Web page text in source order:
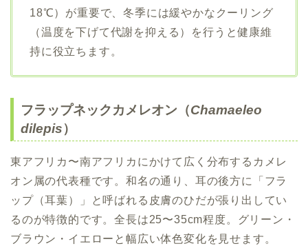
18℃）が重要で、冬季には緩やかなクーリング
（温度を下げて代謝を抑える）を行うと健康維
持に役立ちます。
フラップネックカメレオン（Chamaeleo
dilepis）
東アフリカ〜南アフリカにかけて広く分布するカメレ
オン属の代表種です。和名の通り、耳の後方に「フラ
ップ（耳葉）」と呼ばれる皮膚のひだが張り出してい
るのが特徴的です。全長は25〜35cm程度。グリーン・
ブラウン・イエローと幅広い体色変化を見せます。